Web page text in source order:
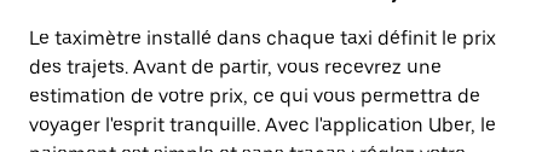
Le taximètre installé dans chaque taxi définit le prix
des trajets. Avant de partir, vous recevrez une
estimation de votre prix, ce qui vous permettra de
voyager l'esprit tranquille. Avec l'application Uber, le